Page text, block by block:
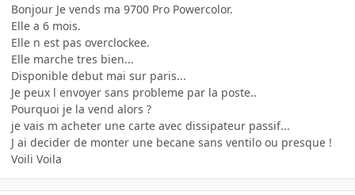
Bonjour Je vends ma 9700 Pro Powercolor.
Elle a 6 mois.
Elle n est pas overclockee.
Elle marche tres bien...
Disponible debut mai sur paris...
Je peux l envoyer sans probleme par la poste..
Pourquoi je la vend alors ?
je vais m acheter une carte avec dissipateur passif...
J ai decider de monter une becane sans ventilo ou presque !
Voili Voila